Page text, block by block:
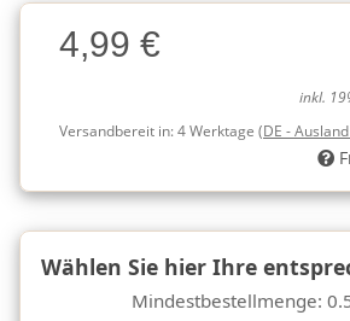
Charge
Charge4,99 €
inkl.
Versandbereit in:4 Werktage (DE -
Wählen Sie hier Ihre
Mindestbestellmenge: